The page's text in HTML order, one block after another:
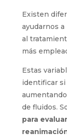
Existen
ayudarnos
al
más
Estas
identificar si
de fluidos.
para